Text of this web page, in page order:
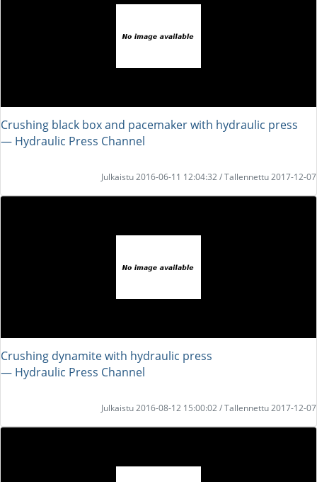
Crushing black box and pacemaker with hydraulic press
― Hydraulic Press Channel
Julkaistu 2016-06-11 12:04:32 / Tallennettu 2017-12-07
Crushing dynamite with hydraulic press
― Hydraulic Press Channel
Julkaistu 2016-08-12 15:00:02 / Tallennettu 2017-12-07